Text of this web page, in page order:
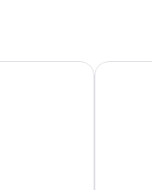
y asistencia para compra
Hotel